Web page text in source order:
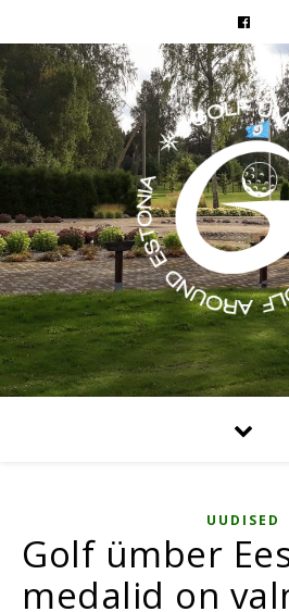
UUDISED
Golf ümber
medalid on